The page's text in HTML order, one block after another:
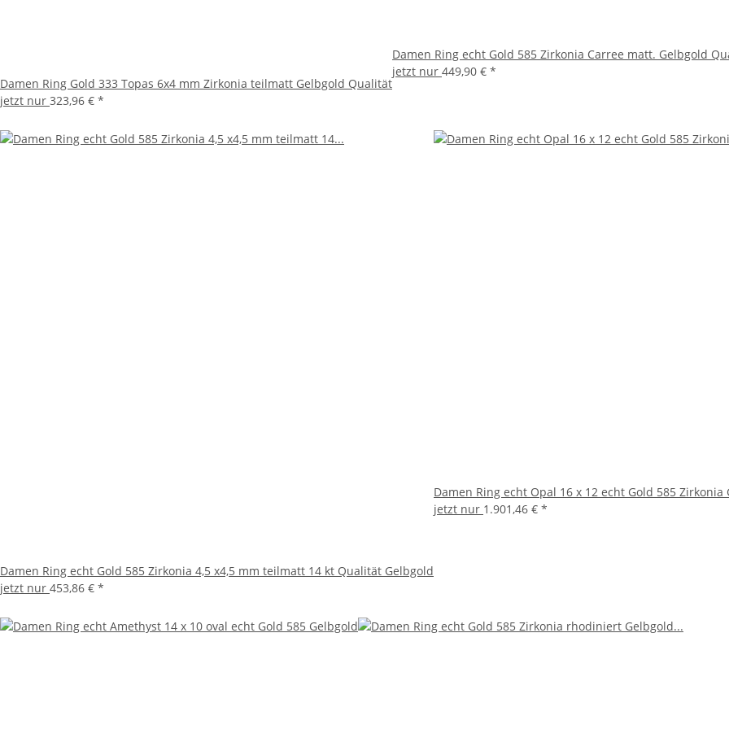
Damen Ring Gold 333 Topas 6x4 mm Zirkonia teilmatt Gelbgold Qualität
jetzt nur 323,96 € *
Damen Ring echt Gold 585 Zirkonia Carree matt. Gelbgold
jetzt nur 449,90 € *
Damen Ring echt Gold 585 Zirkonia 4,5 x4,5 mm teilmatt 14 kt Qualität Gelbgold
jetzt nur 453,86 € *
Damen Ring echt Opal 16 x 12 echt Gold 585 Zirkonia
jetzt nur 1.901,46 € *